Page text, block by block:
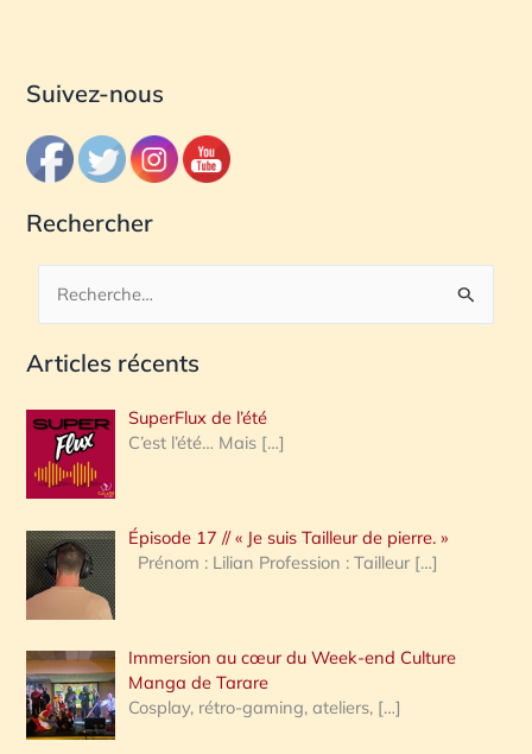
Suivez-nous
Rechercher
c
e
r
c
h
e
:
Articles récents
SuperFlux de l’été
C’est l’été… Mais […]
Épisode 17 // « Je suis Tailleur de pierre. »
Prénom : Lilian Profession : Tailleur […]
Immersion au cœur du Week-end Culture
Manga de Tarare
Cosplay, rétro-gaming, ateliers, […]